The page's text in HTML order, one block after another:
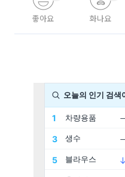
좋아요 화나요